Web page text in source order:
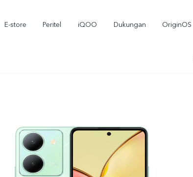
E-store Peritel iQOO Dukungan OriginOS